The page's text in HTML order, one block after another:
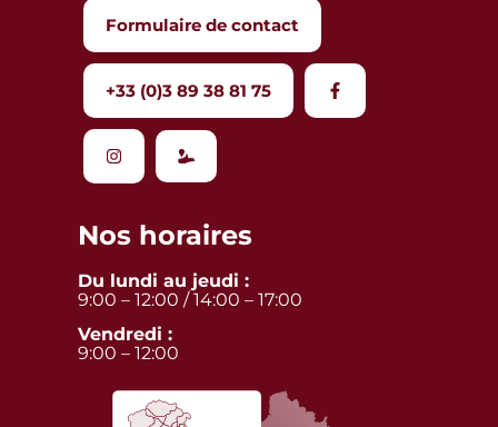
Formulaire de contact
+33 (0)3 89 38 81 75
Nos horaires
Du lundi au jeudi :
9:00 – 12:00 / 14:00 – 17:00
Vendredi :
9:00 – 12:00